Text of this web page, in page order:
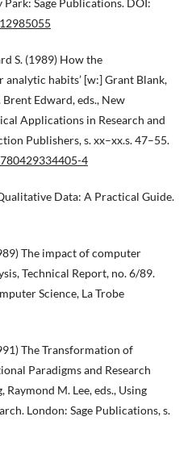
Sage Publications. DOI:
S. (1989) How the
habits’ [w:] Grant Blank,
Brent Edward, eds., New
Applications in Research and
Publishers, s. xx–xx.s. 47–55.
4
Data: A Practical Guide.
The impact of computer
Technical Report, no. 6/89.
Science, La Trobe
The Transformation of
Paradigms and Research
Raymond M. Lee, eds., Using
London: Sage Publications, s.